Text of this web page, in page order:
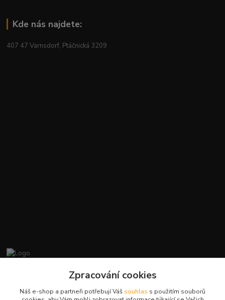
Kde nás najdete:
407 47 Varnsdorf, Ptáčnická 3209
+420412384749
Zpracování cookies
Náš e-shop a partneři potřebují Váš souhlas s použitím souborů